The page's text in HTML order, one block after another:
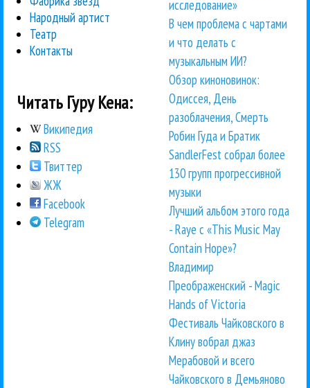
Народный артист
Театр
Контакты
Читать Гуру Кена:
Википедия
RSS
Твиттер
ЖЖ
Facebook
Telegram
исследование»
В чем проблема с чартами
и что делать с
музыкальным ИИ?
Обзор киноновинок:
Одиссея, День
разоблачения, Смерть
Робин Гуда и Братик
SandlerFest собрал более
130 групп прогрессивной
музыки
Лучший альбом этого года
- Raye с «This Music May
Contain Hope»?
Владимир
Преображенский - Magic
Hands of Victoria
Фестиваль Чайковского в
Клину вобрал джаз
Мерабовой и всего
Чайковского в Демьяново